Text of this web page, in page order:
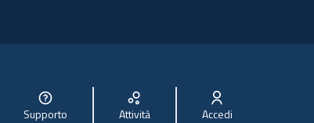
Supporto Attività Accedi